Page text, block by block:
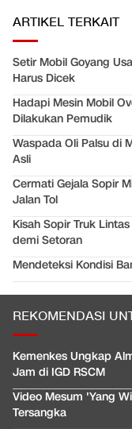
ARTIKEL TERKAIT
Setir Mobil Goyang
Harus Dicek
Hadapi Mesin Mobil
Dilakukan Pemudik
Waspada Oli Palsu di
Asli
Cermati Gejala Sopir
Jalan Tol
Kisah Sopir Truk
demi Setoran
Mendeteksi Kondisi
REKOMENDASI
Kemenkes Ungkap
Jam di IGD RSCM
Video Mesum 'Yang
Tersangka